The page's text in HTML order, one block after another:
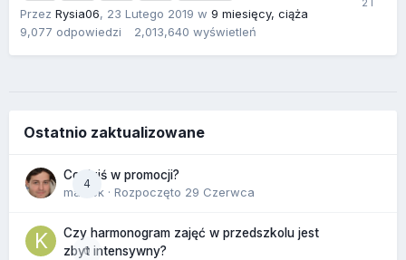
Przez Rysia06, 23 Lutego 2019 w 9 miesięcy, ciąża
9,077 odpowiedzi 2,013,640 wyświetleń
Ostatnio zaktualizowane
4
Co dziś w promocji?
maciek · Rozpoczęto 29 Czerwca
0
Czy harmonogram zajęć w przedszkolu jest
zbyt intensywny?